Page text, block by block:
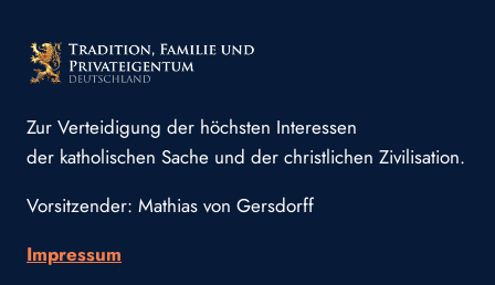
Zur Verteidigung der höchsten Interessen
der katholischen Sache und der christlichen Zivilisation.
Vorsitzender: Mathias von Gersdorff
Impressum